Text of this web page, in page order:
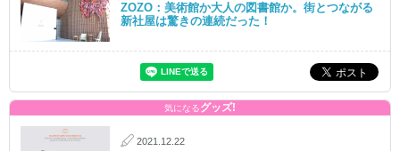
ZOZO：美術館か大人の図書館か。街とつながる
新社屋は驚きの連続だった！
気になるグッズ!
2021.12.22